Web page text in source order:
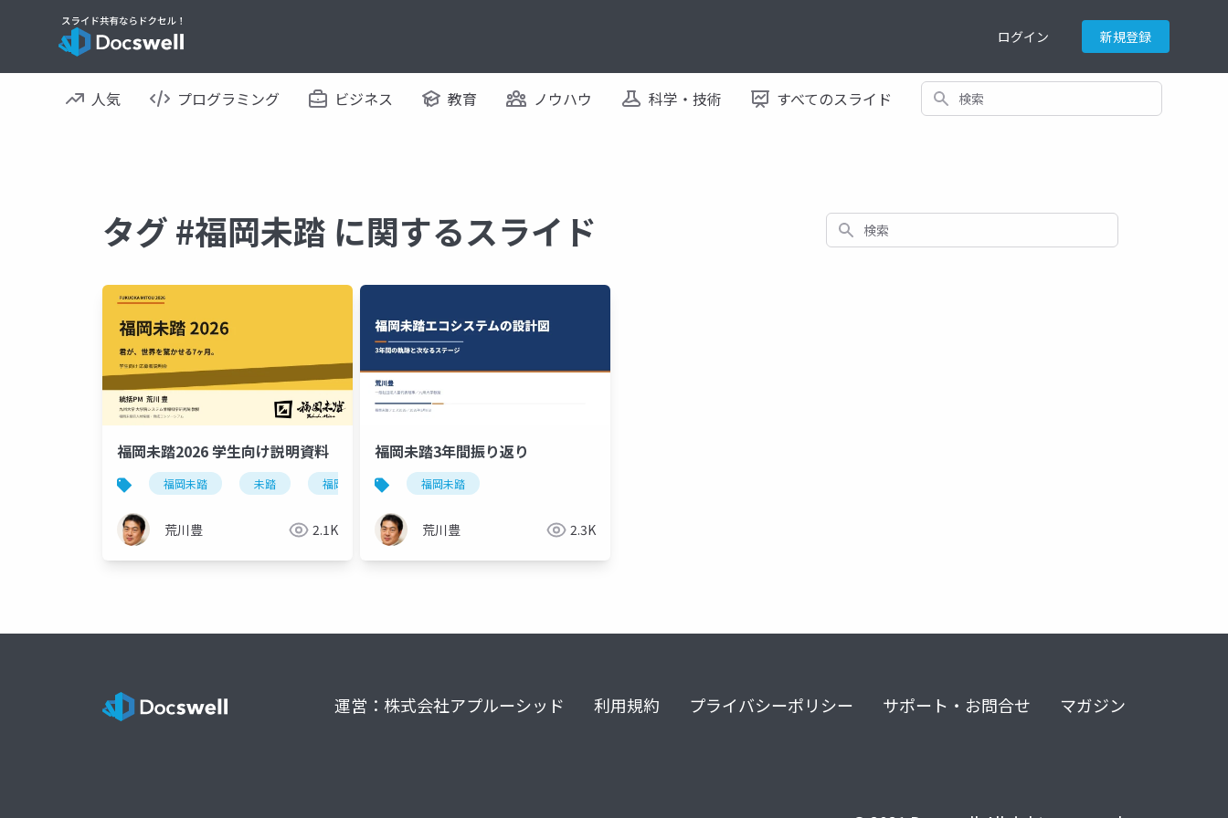
ログイン 新規登録
人気 プログラミング ビジネス 教育 ノウハウ 科学・技術 すべてのスライド 検索
タグ #福岡未踏 に関するスライド 検索
福岡未踏2026 学生向け説明資料
福岡未踏 未踏 福岡県 九州大学
荒川豊 2.1K
福岡未踏3年間振り返り
福岡未踏
荒川豊 2.3K
運営：株式会社アプルーシッド 利用規約 プライバシーポリシー サポート・お問合せ マガジン